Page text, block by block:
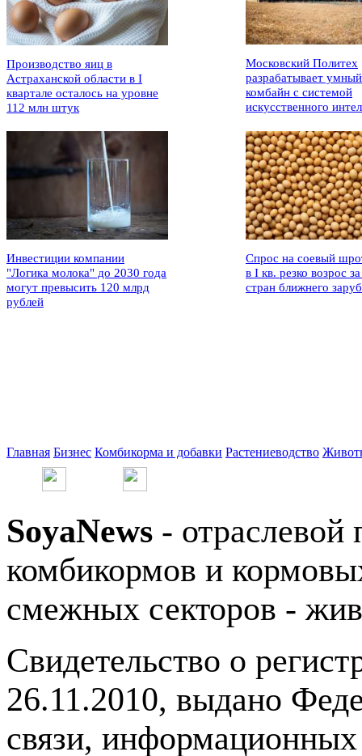
Производство яиц в
Астраханской области в I
квартале осталось на уровне
112 млн штук
Московский Политех
разрабатывает умный
комбайн с системой
искусственного
Инвестиции компании
"Логика молока" до 2030 года
могут превысить 120 млрд
рублей
Спрос на соевый
в I кв. резко возрос
стран ближнего
Главная Бизнес Комбикорма и добавки Растениеводство
SoyaNews - отраслевой
комбикормов и
смежных секторов -
Свидетельство о
26.11.2010, выдано
связи,